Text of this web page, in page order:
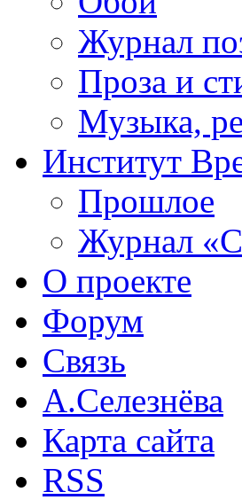
Журнал
Проза и
Музыка,
Институт
Прошлое
Журнал
О проекте
Форум
Связь
А.Селезнёва
Карта сайта
RSS